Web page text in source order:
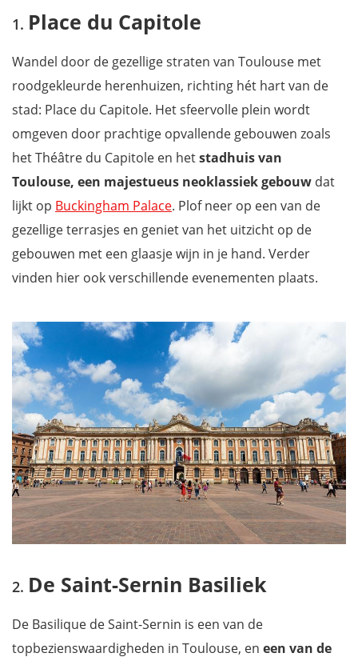
De Saint-Sernin Basiliek
De Saint-Etienne Kathedraal
Théatre du Capitole
Wandel over de Pont Neuf langs de Garonne
Jardin Japonais Pierre Baudis
Bezoek een van de boeiende musea
Canal du Midi
Bezoek de overdekte Marché Victor Hugo
Hôpital de la Grave
Namiddagje shoppen in Toulouse
Wat valt er nog meer te ontdekken in de streek?
Maak een daguitstap vanuit Toulouse
Waar overnachten in Toulouse?
Filmpje: ontdek de stad Toulouse
Mis niets met onze reisgids Occitanië
Place du Capitole
Wandel door de gezellige straten van Toulouse met
roodgekleurde herenhuizen, richting hét hart van de
stad: Place du Capitole. Het sfeervolle plein wordt
omgeven door prachtige opvallende gebouwen zoals
het Théâtre du Capitole en hetstadhuis van
Toulouse, een majestueus neoklassiek gebouw dat
lijkt op Buckingham Palace. Plof neer op een van de
gezellige terrasjes en geniet van het uitzicht op de
gebouwen met een glaasje wijn in je hand. Verder
vinden hier ook verschillende evenementen plaats.
De Saint-Sernin Basiliek
De Basilique de Saint-Sernin is een van de
topbezienswaardigheden in Toulouse, en een van de